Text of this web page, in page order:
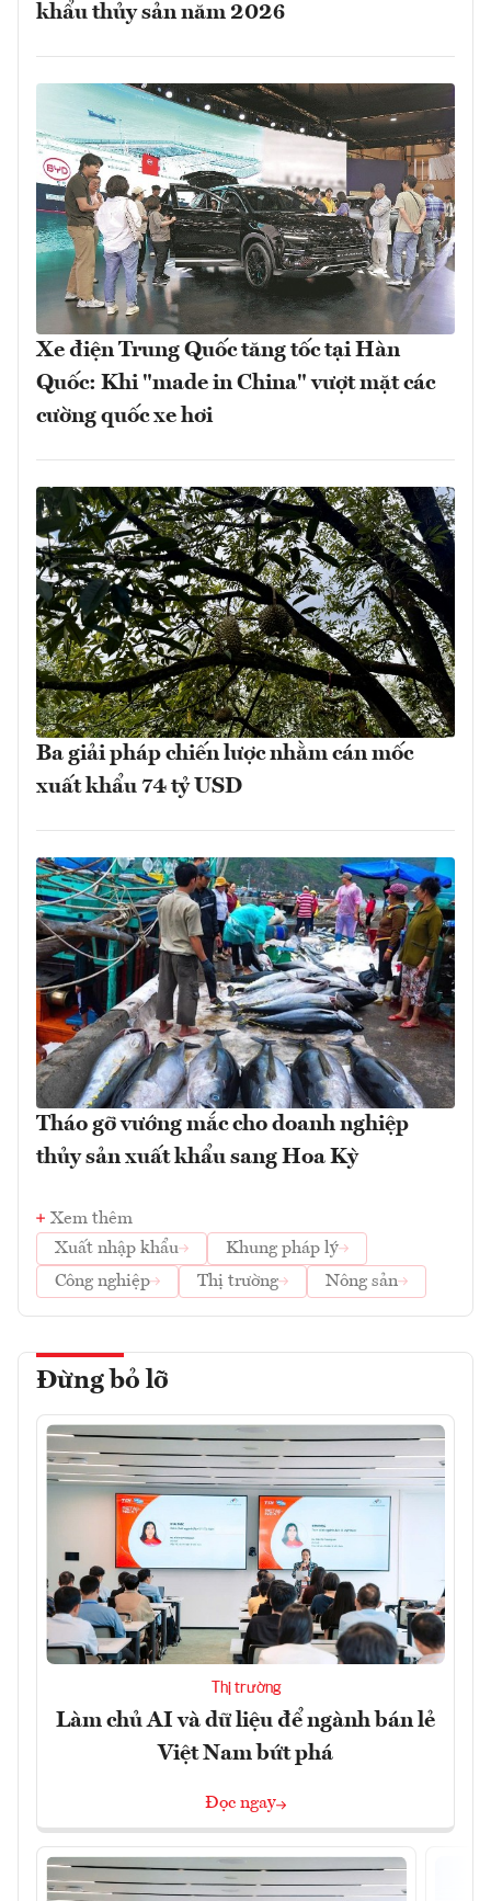
khẩu thủy sản năm 2026
Xe điện Trung Quốc tăng tốc tại Hàn
Quốc: Khi "made in China" vượt mặt các
cường quốc xe hơi
Ba giải pháp chiến lược nhằm cán mốc
xuất khẩu 74 tỷ USD
Tháo gỡ vướng mắc cho doanh nghiệp
thủy sản xuất khẩu sang Hoa Kỳ
Xem thêm
Xuất nhập khẩu
Khung pháp lý
Công nghiệp
Thị trường Nông sản
Đừng bỏ lỡ
Thị trường
Làm chủ AI và dữ liệu để ngành bán lẻ
Việt Nam bứt phá
Đọc ngay